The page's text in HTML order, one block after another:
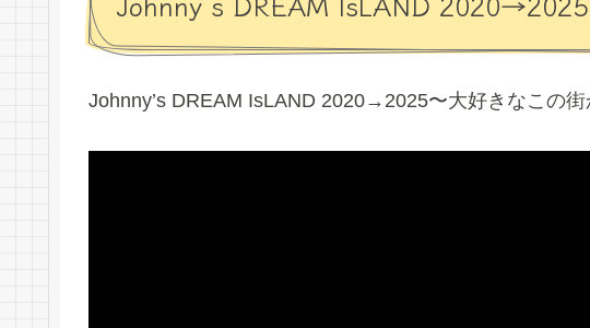
Johnny’s DREAM IsLAND 2020→2025〜大好きなこの街